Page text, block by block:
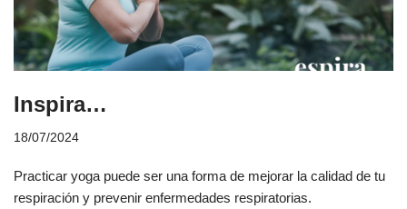
Inspira…
18/07/2024
Practicar yoga puede ser una forma de mejorar la calidad de tu
respiración y prevenir enfermedades respiratorias.